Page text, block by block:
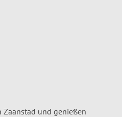
Zaanstad und genießen